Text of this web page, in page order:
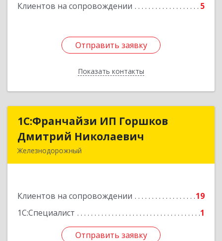
Клиентов на сопровождении 5
Отправить заявку
Показать контакты
Отправить заявку
Назад
1С:Франчайзи ИП Горшков
Дмитрий Николаевич
Железнодорожный
Клиентов на сопровождении
19
1С:Специалист
1
Отправить заявку
1С:Франчайзи ИП Горшков
Дмитрий Николаевич
Подробнее
Отправить заявку